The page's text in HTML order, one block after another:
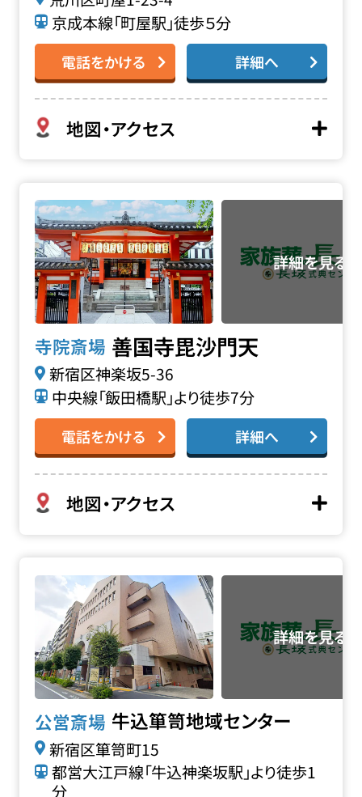
京成本線「町屋駅」徒歩５分
電話をかける 詳細へ
地図・アクセス
寺院斎場 善国寺毘沙門天
新宿区神楽坂5-36
中央線「飯田橋駅」より徒歩7分
電話をかける 詳細へ
地図・アクセス
善国寺 毘沙門天の詳細へ
公営斎場 牛込箪笥地域センター
新宿区箪笥町15
都営大江戸線「牛込神楽坂駅」より徒歩1
分